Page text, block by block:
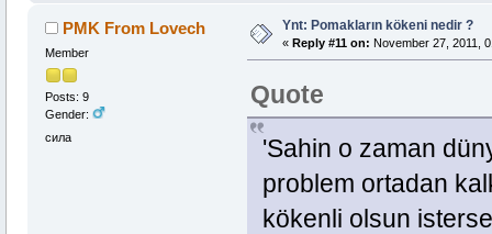
PMK From Lovech
Member
Posts: 9
Gender:
сила
Ynt: Pomakların kökeni nedir ?
« Reply #11 on: November 27, 2011,
Quote
'Sahin o zaman
problem ortadan
kökenli olsun